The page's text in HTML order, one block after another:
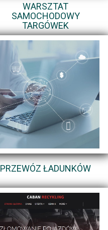
WARSZTAT
SAMOCHODOWY
TARGÓWEK
PRZEWÓZ ŁADUNKÓW